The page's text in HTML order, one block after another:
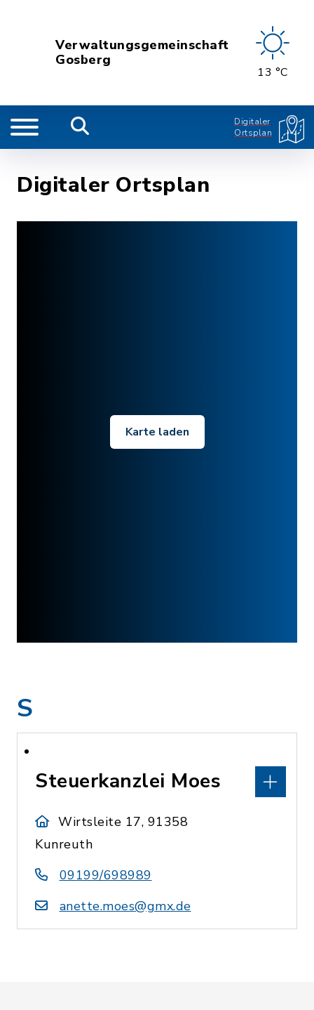
Verwaltungsgemeinschaft
Gosberg
13 °C
Digitaler
Ortsplan
Digitaler Ortsplan
Karte laden
S
Steuerkanzlei Moes
Wirtsleite 17, 91358
Kunreuth
09199/698989
anette.moes@gmx.de